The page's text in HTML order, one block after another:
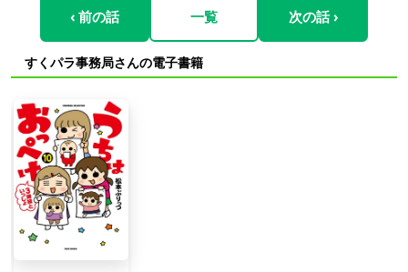
‹ 前の話 一覧 次の話 ›
すくパラ事務局さんの電子書籍